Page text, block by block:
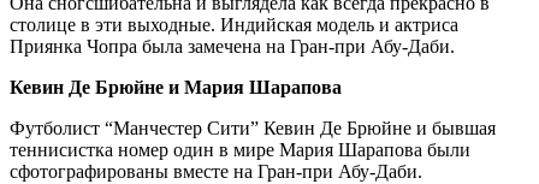
столице в эти выходные. Индийская модель и актриса
Приянка Чопра была замечена на Гран-при Абу-Даби.
Кевин Де Брюйне и Мария Шарапова
Футболист “Манчестер Сити” Кевин Де Брюйне и бывшая
теннисистка номер один в мире Мария Шарапова были
сфотографированы вместе на Гран-при Абу-Даби.